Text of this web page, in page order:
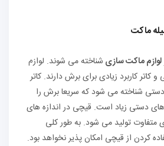
ماکت
لوازم ماکت سازی شناخته می‌ شوند. لوازم
کاربرد زیادی برای برش دارند. کاتر
شناخته می ‌شود که سریعا برش را
دستی زیاد است. قیچی در اندازه‌ های
متفاوت تولید می‌ شود. به طور کلی
کردن از قیچی امکان‌ پذیر نخواهد بود.